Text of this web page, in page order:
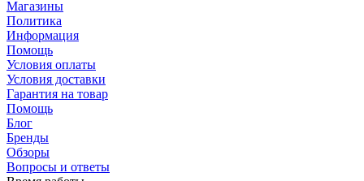
Магазины
Политика
Информация
Помощь
Условия оплаты
Условия доставки
Гарантия на товар
Помощь
Блог
Бренды
Обзоры
Вопросы и ответы